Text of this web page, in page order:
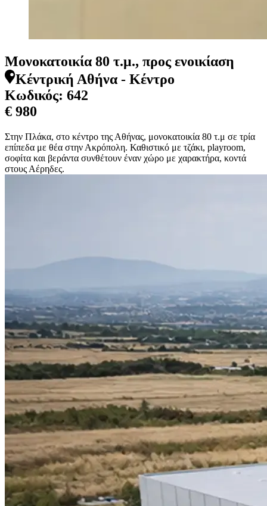
Μονοκατοικία 80 τ.μ., προς ενοικίαση
Κέντρική Αθήνα - Κέντρο
Κωδικός: 642
€ 980
Στην Πλάκα, στο κέντρο της Αθήνας, μονοκατοικία 80 τ.μ σε τρία
επίπεδα με θέα στην Ακρόπολη. Καθιστικό με τζάκι, playroom,
σοφίτα και βεράντα συνθέτουν έναν χώρο με χαρακτήρα, κοντά
στους Αέρηδες.